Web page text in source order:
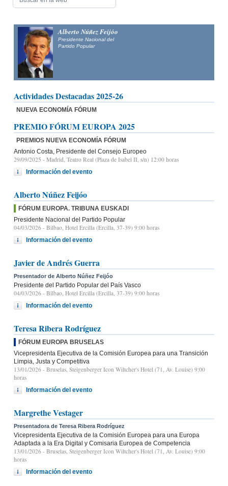
Alberto Núñez Feijóo
Presidente Nacional del
Partido Popular
Actividades Destacadas 2025-26
NUEVA ECONOMÍA FÓRUM
PREMIO FÓRUM EUROPA 2025
PREMIOS NUEVA ECONOMÍA FÓRUM
Antonio Costa, Presidente del Consejo Europeo
29/09/2025 - Madrid, Teatro Real (Plaza de Isabel II, s/n) 12:00 horas
Información del evento
Alberto Núñez Feijóo
FÓRUM EUROPA. TRIBUNA EUSKADI
Presidente Nacional del Partido Popular
04/03/2026 - Bilbao, Hotel Ercilla (Ercilla, 37-39) 9:00 horas
Información del evento
Javier de Andrés Guerra
Presentador de Alberto Núñez Feijóo
Presidente del Partido Popular del País Vasco
04/03/2026 - Bilbao, Hotel Ercilla (Ercilla, 37-39) 9:00 horas
Información del evento
Teresa Ribera Rodríguez
FÓRUM EUROPA BRUSELAS
Vicepresidenta Ejecutiva de la Comisión Europea para una Transición
Limpia, Justa y Competitiva
13/01/2026 - Bruselas, Steigenberger Icon Wiltcher's Hotel (71, Av. Louise) 9:00
horas
Información del evento
Margrethe Vestager
Presentadora de Teresa Ribera Rodríguez
Vicepresidenta Ejecutiva de la Comisión Europea para una Europa
Adaptada a la Era Digital y Comisaria Europea de Competencia
13/01/2026 - Bruselas, Steigenberger Icon Wiltcher's Hotel (71, Av. Louise) 9:00
horas
Información del evento